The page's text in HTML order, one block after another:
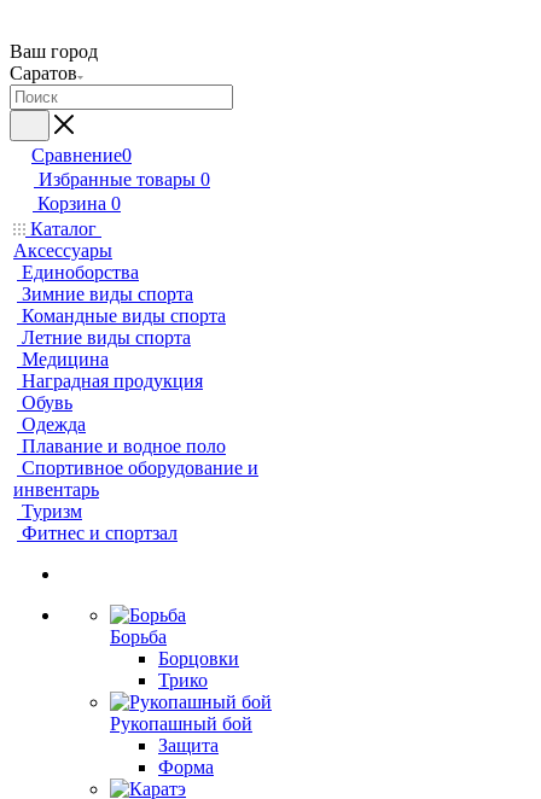
Ваш город
Саратов
Сравнение0
Избранные товары 0
Корзина 0
Каталог
Аксессуары
Единоборства
Зимние виды спорта
Командные виды спорта
Летние виды спорта
Медицина
Наградная продукция
Обувь
Одежда
Плавание и водное поло
Спортивное оборудование и
инвентарь
Туризм
Фитнес и спортзал
Борьба
Борцовки
Трико
Рукопашный бой
Защита
Форма